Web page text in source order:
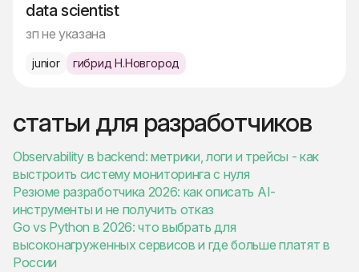
data scientist
зп не указана
junior гибрид Н.Новгород
статьи для разработчиков
Observability в backend: метрики, логи и трейсы - как
выстроить систему мониторинга с нуля
Резюме разработчика 2026: как описать AI-
инструменты и не получить отказ
Go vs Python в 2026: что выбрать для
высоконагруженных сервисов и где больше платят в
России